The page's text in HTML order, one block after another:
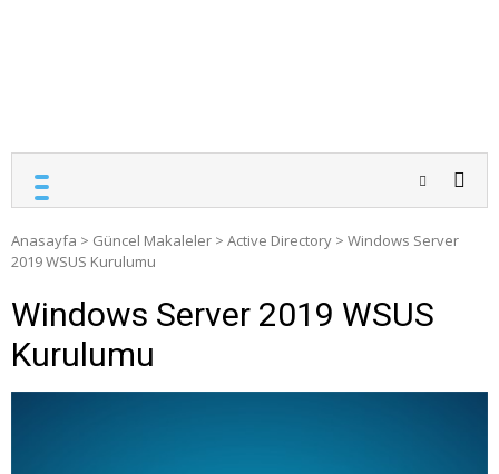
Anasayfa > Güncel Makaleler > Active Directory > Windows Server
2019 WSUS Kurulumu
Windows Server 2019 WSUS
Kurulumu